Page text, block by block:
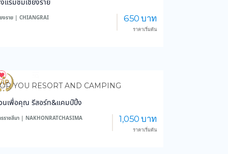
งแรมชมเชียงราย
งราย | CHIANGRAI 650 บาท
ราคาเริ่มต้น
4,297
YOU RESORT AND CAMPING
นเพื่อคุณ รีสอร์ท&แคมป์ปิ้ง
ราชสีมา | NAKHONRATCHASIMA 1,050 บาท
ราคาเริ่มต้น